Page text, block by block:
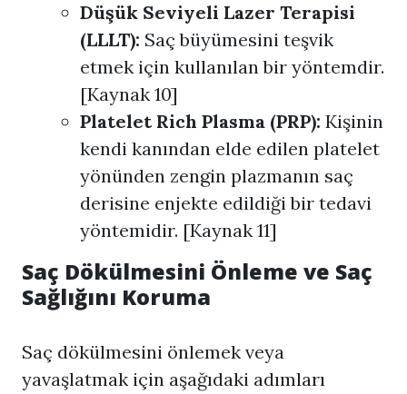
Düşük Seviyeli Lazer Terapisi
(LLLT): Saç büyümesini teşvik
etmek için kullanılan bir yöntemdir.
[Kaynak 10]
Platelet Rich Plasma (PRP): Kişinin
kendi kanından elde edilen platelet
yönünden zengin plazmanın saç
derisine enjekte edildiği bir tedavi
yöntemidir. [Kaynak 11]
Saç Dökülmesini Önleme ve Saç
Sağlığını Koruma
Saç dökülmesini önlemek veya
yavaşlatmak için aşağıdaki adımları